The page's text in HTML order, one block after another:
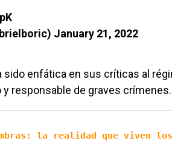
January 21, 2022
enfática en sus críticas al
responsable de graves crímenes.
la realidad que viven